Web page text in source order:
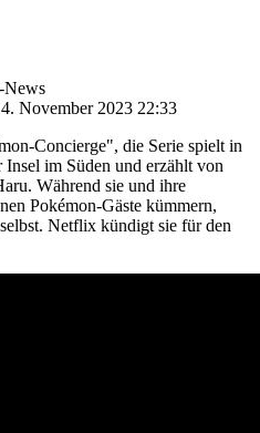
News
November 2023 22:33
Concierge", die Serie spielt in
im Süden und erzählt von
Während sie und ihre
Pokémon-Gäste kümmern,
Netflix kündigt sie für den